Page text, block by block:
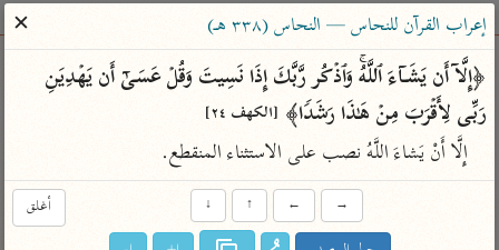
ساهم معنا في نشر القرآن والعلم الشرعي
الباحث القرآني
بحث تفسير
Type 2 or more characters for results.
إعراب القرآن للنحاس — النحاس (٣٣٨ هـ)
✕
رَبِّی لِأَقۡرَبَ مِنۡ هَـٰذَا رَشَدࣰا﴾ [الكهف ٢٤]
إِلَّا أَنْ يَشاءَ اللَّهُ نصب على الاستثناء المنقطع.
أغلق →
←
↑
↓